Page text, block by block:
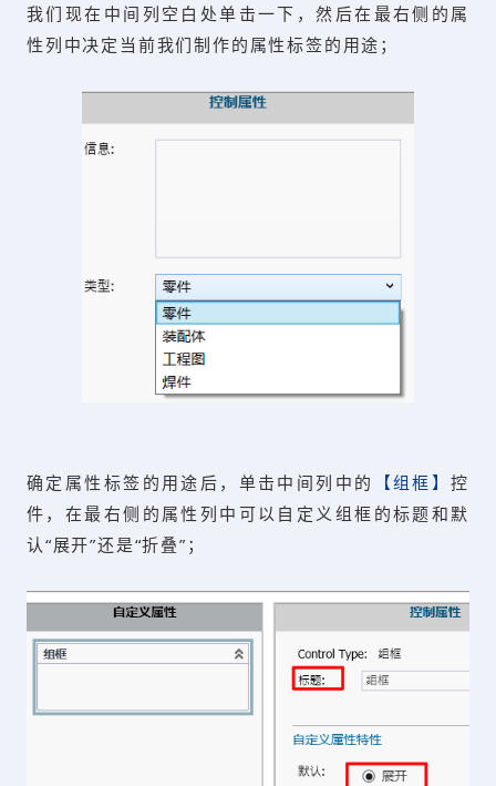
我们现在中间列空白处单击一下，然后在最右侧的属
性列中决定当前我们制作的属性标签的用途；
确定属性标签的用途后，单击中间列中的 【组框】控
件，在最右侧的属性列中可以自定义组框的标题和默
认“展开”还是“折叠”；